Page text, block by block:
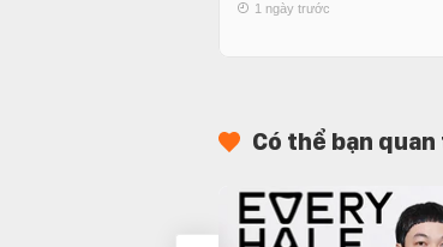
1 ngày trước
Có thể bạn quan